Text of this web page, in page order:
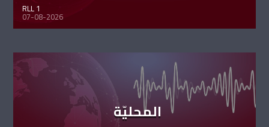
RLL 1
07-08-2026
المحليّة